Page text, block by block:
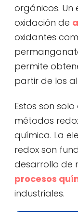
orgánicos. Un
oxidación de
oxidantes
permite
partir de los
Estos son
métodos
química. La
redox son
desarrollo de
procesos
industriales.